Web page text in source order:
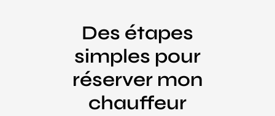
Des étapes
simples pour
réserver mon
chauffeur